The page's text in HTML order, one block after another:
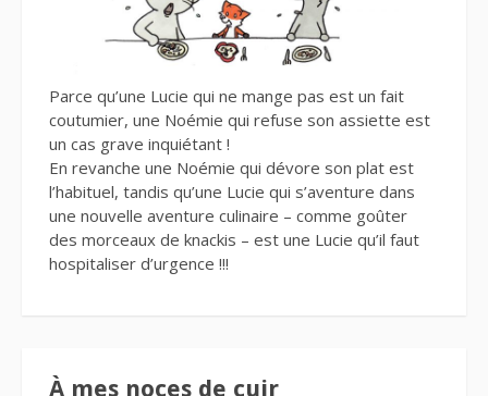
Parce qu’une Lucie qui ne mange pas est un fait
coutumier, une Noémie qui refuse son assiette est
un cas grave inquiétant !
En revanche une Noémie qui dévore son plat est
l’habituel, tandis qu’une Lucie qui s’aventure dans
une nouvelle aventure culinaire – comme goûter
des morceaux de knackis – est une Lucie qu’il faut
hospitaliser d’urgence !!!
À mes noces de cuir